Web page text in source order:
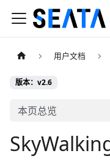
用户文档
版本：v2.6
本页总览